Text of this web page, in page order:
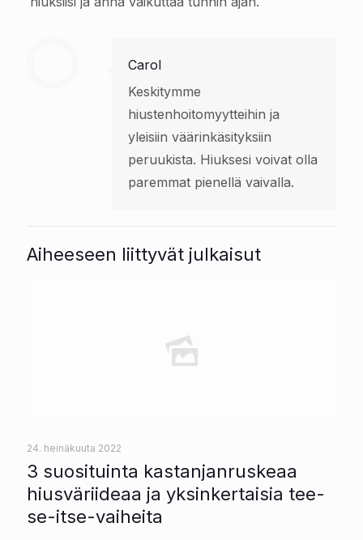
Carol
Keskitymme
hiustenhoitomyytteihin ja
yleisiin väärinkäsityksiin
peruukista. Hiuksesi voivat olla
paremmat pienellä vaivalla.
Aiheeseen liittyvät julkaisut
24. heinäkuuta 2022
3 suosituinta kastanjanruskeaa
hiusväriideaa ja yksinkertaisia tee-
se-itse-vaiheita